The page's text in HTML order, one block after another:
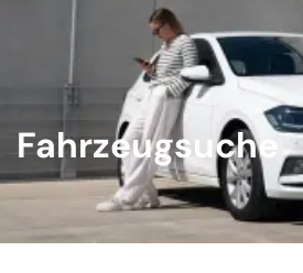
Fahrzeugsuche